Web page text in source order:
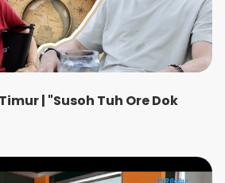
| "Susoh Tuh Ore Dok